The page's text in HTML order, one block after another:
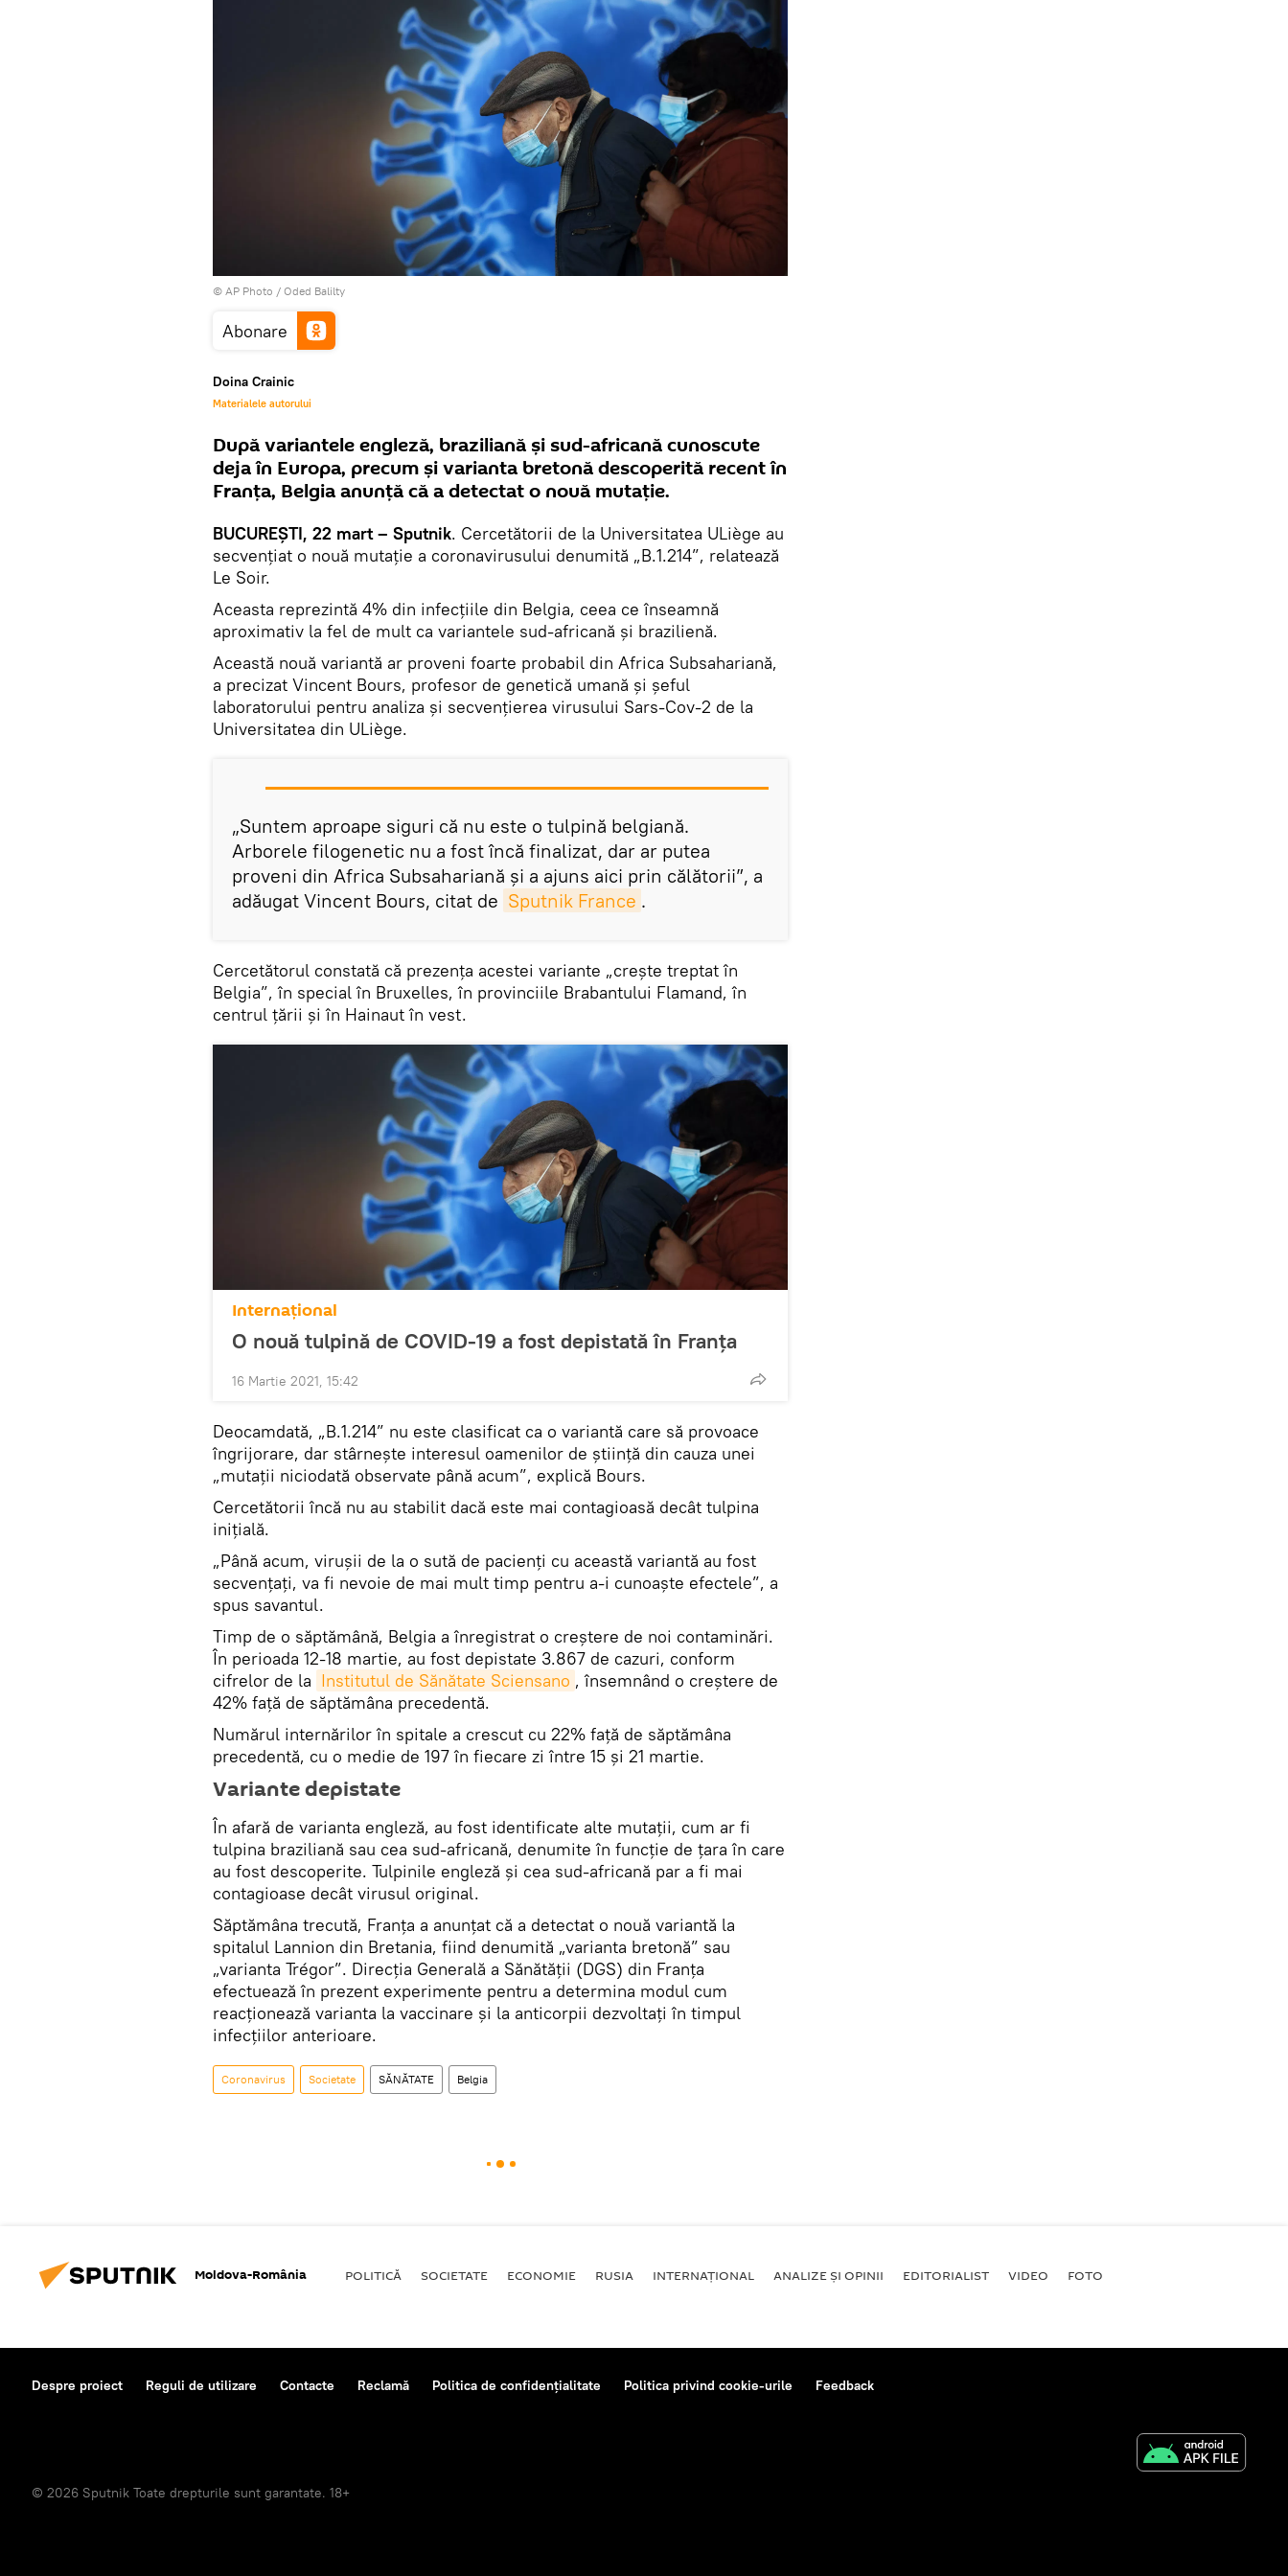
© AP Photo / Oded Balilty
Abonare
Doina Crainic
Materialele autorului
După variantele engleză, braziliană și sud-africană cunoscute
deja în Europa, precum și varianta bretonă descoperită recent în
Franța, Belgia anunță că a detectat o nouă mutație.
BUCUREŞTI, 22 mart – Sputnik. Cercetătorii de la Universitatea ULiège au
secvențiat o nouă mutație a coronavirusului denumită „B.1.214”, relatează
Le Soir.
Aceasta reprezintă 4% din infecțiile din Belgia, ceea ce înseamnă
aproximativ la fel de mult ca variantele sud-africană și brazilienă.
Această nouă variantă ar proveni foarte probabil din Africa Subsahariană,
a precizat Vincent Bours, profesor de genetică umană și șeful
laboratorului pentru analiza și secvențierea virusului Sars-Cov-2 de la
Universitatea din ULiège.
„Suntem aproape siguri că nu este o tulpină belgiană.
Arborele filogenetic nu a fost încă finalizat, dar ar putea
proveni din Africa Subsahariană și a ajuns aici prin călătorii”, a
adăugat Vincent Bours, citat de Sputnik France .
Cercetătorul constată că prezența acestei variante „crește treptat în
Belgia”, în special în Bruxelles, în provinciile Brabantului Flamand, în
centrul țării și în Hainaut în vest.
Internaţional
O nouă tulpină de COVID-19 a fost depistată în Franța
16 Martie 2021, 15:42
Deocamdată, „B.1.214” nu este clasificat ca o variantă care să provoace
îngrijorare, dar stârnește interesul oamenilor de știință din cauza unei
„mutații niciodată observate până acum”, explică Bours.
Cercetătorii încă nu au stabilit dacă este mai contagioasă decât tulpina
iniţială.
„Până acum, virușii de la o sută de pacienți cu această variantă au fost
secvențați, va fi nevoie de mai mult timp pentru a-i cunoaște efectele”, a
spus savantul.
Timp de o săptămână, Belgia a înregistrat o creştere de noi contaminări.
În perioada 12-18 martie, au fost depistate 3.867 de cazuri, conform
cifrelor de la Institutul de Sănătate Sciensano , însemnând o creștere de
42% față de săptămâna precedentă.
Numărul internărilor în spitale a crescut cu 22% față de săptămâna
precedentă, cu o medie de 197 în fiecare zi între 15 și 21 martie.
Variante depistate
În afară de varianta engleză, au fost identificate alte mutații, cum ar fi
tulpina braziliană sau cea sud-africană, denumite în funcție de țara în care
au fost descoperite. Tulpinile engleză și cea sud-africană par a fi mai
contagioase decât virusul original.
Săptămâna trecută, Franța a anunțat că a detectat o nouă variantă la
spitalul Lannion din Bretania, fiind denumită „varianta bretonă” sau
„varianta Trégor”. Direcția Generală a Sănătății (DGS) din Franţa
efectuează în prezent experimente pentru a determina modul cum
reacționează varianta la vaccinare și la anticorpii dezvoltați în timpul
infecțiilor anterioare.
Coronavirus Societate SĂNĂTATE Belgia
Moldova-România POLITICĂ SOCIETATE ECONOMIE RUSIA INTERNAŢIONAL ANALIZE ȘI OPINII EDITORIALIST VIDEO FOTO
Despre proiect Reguli de utilizare Contacte Reclamă Politica de confidențialitate Politica privind cookie-urile Feedback
© 2026 Sputnik Toate drepturile sunt garantate. 18+